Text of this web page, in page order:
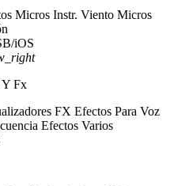
Micros Instr. Viento Micros
iOS
Y Fx
FX Efectos Para Voz
Efectos Varios